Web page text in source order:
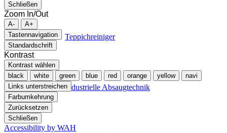
Teppichreiniger
Industrielle Absaugtechnik
Schließen
Zoom In/Out
A-
A+
Tastennavigation
Standardschrift
Kontrast
Kontrast wählen
black
white green blue red orange yellow
navi
Links unterstreichen
Farbumkehrung
Zurücksetzen
Schließen
Accessibility by WAH